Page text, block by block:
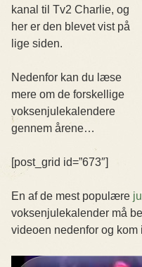
kanal til Tv2 Charlie, og
her er den blevet vist på
lige siden.
Nedenfor kan du læse
mere om de forskellige
voksenjulekalendere
gennem årene…
[post_grid id=”673″]
En af de mest populære
voksenjulekalender må
videoen nedenfor og kom